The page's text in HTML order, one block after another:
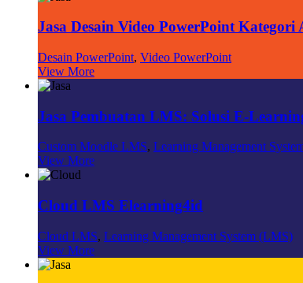
Jasa Desain Video PowerPoint Kategori
Desain PowerPoint, Video PowerPoint
View More
Jasa Pembuatan LMS: Solusi E-
Custom Moodle LMS, Learning Management
View More
Cloud LMS Elearning4id
Cloud LMS, Learning Management System (LMS)
View More